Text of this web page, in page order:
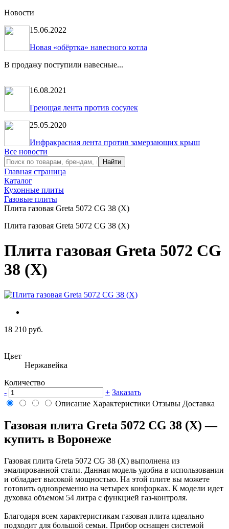
Новости
15.06.2022
Новая «обёртка» навесного котла
В продажу поступили навесные...
16.08.2021
Греющая лента против сосулек
25.05.2020
Инфракрасная лента против замерзающих крыш
Все новости
Главная страница
Каталог
Кухонные плиты
Газовые плиты
Плита газовая Greta 5072 CG 38 (X)
Плита газовая Greta 5072 CG 38 (X)
Плита газовая Greta 5072 CG
38 (X)
18 210 руб.
Цвет
Нержавейка
Количество
-
+ Заказать
Описание Характеристики Отзывы Доставка
Газовая плита Greta 5072 CG 38 (X) —
купить в Воронеже
Газовая плита Greta 5072 CG 38 (X) выполнена из
эмалированной стали. Данная модель удобна в использовании
и обладает высокой мощностью. На этой плите вы можете
готовить одновременно на четырех конфорках. К модели идет
духовка объемом 54 литра с функцией газ-контроля.
Благодаря всем характеристикам газовая плита идеально
подходит для большой семьи. Прибор оснащен системой